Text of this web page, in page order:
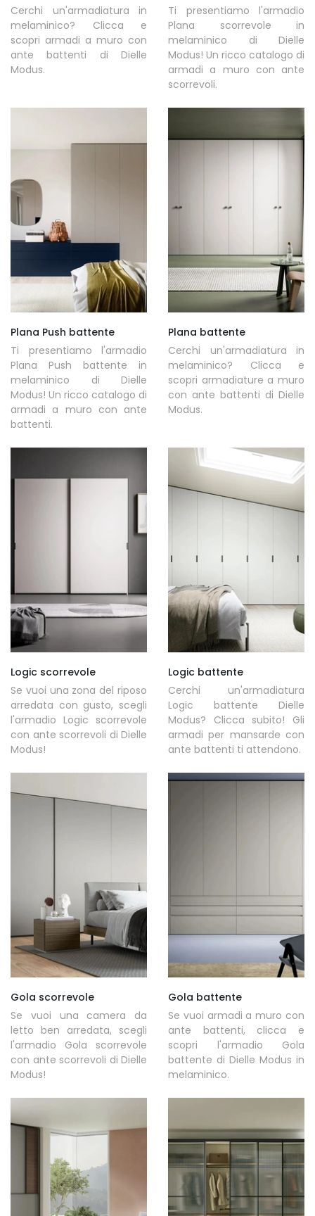
Cerchi un'armadiatura in
melaminico? Clicca e
scopri armadi a muro con
ante battenti di Dielle
Modus.
Ti presentiamo l'armadio
Plana scorrevole in
melaminico di Dielle
Modus! Un ricco catalogo di
armadi a muro con ante
scorrevoli.
Plana Push battente
Ti presentiamo l'armadio
Plana Push battente in
melaminico di Dielle
Modus! Un ricco catalogo di
armadi a muro con ante
battenti.
Plana battente
Cerchi un'armadiatura in
melaminico? Clicca e
scopri armadiature a muro
con ante battenti di Dielle
Modus.
Logic scorrevole
Se vuoi una zona del riposo
arredata con gusto, scegli
l'armadio Logic scorrevole
con ante scorrevoli di Dielle
Modus!
Logic battente
Cerchi un'armadiatura
Logic battente Dielle
Modus? Clicca subito! Gli
armadi per mansarde con
ante battenti ti attendono.
Gola scorrevole
Se vuoi una camera da
letto ben arredata, scegli
l'armadio Gola scorrevole
con ante scorrevoli di Dielle
Modus!
Gola battente
Se vuoi armadi a muro con
ante battenti, clicca e
scopri l'armadio Gola
battente di Dielle Modus in
melaminico.